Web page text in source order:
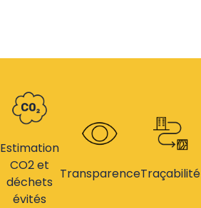
Estimation
CO2 et
déchets
évités
TransparenceTraçabilité